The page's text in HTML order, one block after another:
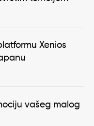
Xenios
vašeg malog